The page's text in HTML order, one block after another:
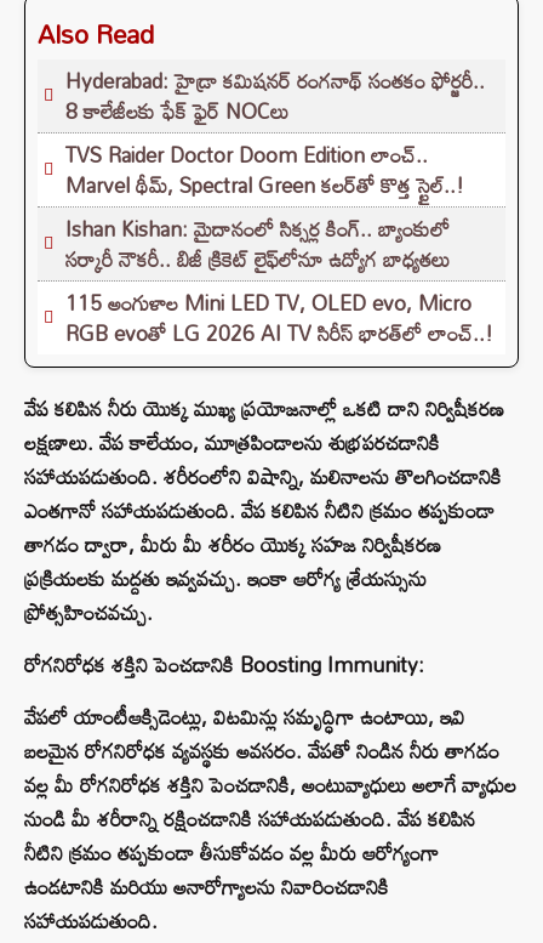
Also Read
Hyderabad: హైడ్రా కమిషనర్ రంగనాథ్ సంతకం ఫోర్జరీ..
8 కాలేజీలకు ఫేక్ ఫైర్ NOCలు
TVS Raider Doctor Doom Edition లాంచ్..
Marvel థీమ్, Spectral Green కలర్‌తో కొత్త స్టైల్..!
Ishan Kishan: మైదానంలో సిక్సర్ల కింగ్.. బ్యాంకులో
సర్కారీ నౌకరీ.. బిజీ క్రికెట్ లైఫ్‌లోనూ ఉద్యోగ బాధ్యతలు
115 అంగుళాల Mini LED TV, OLED evo, Micro
RGB evoతో LG 2026 AI TV సిరీస్ భారత్‌లో లాంచ్..!
వేప కలిపిన నీరు యొక్క ముఖ్య ప్రయోజనాల్లో ఒకటి దాని నిర్విషీకరణ
లక్షణాలు. వేప కాలేయం, మూత్రపిండాలను శుభ్రపరచడానికి
సహాయపడుతుంది. శరీరంలోని విషాన్ని, మలినాలను తొలగించడానికి
ఎంతగానో సహాయపడుతుంది. వేప కలిపిన నీటిని క్రమం తప్పకుండా
తాగడం ద్వారా, మీరు మీ శరీరం యొక్క సహజ నిర్విషీకరణ
ప్రక్రియలకు మద్దతు ఇవ్వవచ్చు. ఇంకా ఆరోగ్య శ్రేయస్సును
ప్రోత్సహించవచ్చు.
రోగనిరోధక శక్తిని పెంచడానికి Boosting Immunity:
వేపలో యాంటీఆక్సిడెంట్లు, విటమిన్లు సమృద్ధిగా ఉంటాయి, ఇవి
బలమైన రోగనిరోధక వ్యవస్థకు అవసరం. వేపతో నిండిన నీరు తాగడం
వల్ల మీ రోగనిరోధక శక్తిని పెంచడానికి, అంటువ్యాధులు అలాగే వ్యాధుల
నుండి మీ శరీరాన్ని రక్షించడానికి సహాయపడుతుంది. వేప కలిపిన
నీటిని క్రమం తప్పకుండా తీసుకోవడం వల్ల మీరు ఆరోగ్యంగా
ఉండటానికి మరియు అనారోగ్యాలను నివారించడానికి
సహాయపడుతుంది.